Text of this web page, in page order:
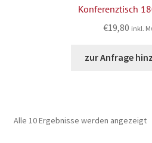
Konferenztisch
€19,80 inkl.
zur Anfrage
Alle 10 Ergebnisse werden angezeigt